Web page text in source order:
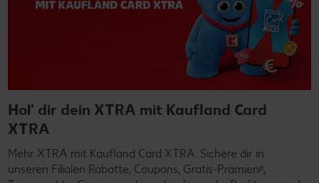
Hol' dir dein XTRA mit Kaufland Card
XTRA
Mehr XTRA mit Kaufland Card XTRA: Sichere dir in
unseren Filialen Rabatte, Coupons, Gratis-Prämienᵖ,